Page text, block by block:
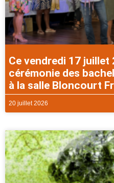
Ce vendredi 17 juillet
cérémonie des
à la salle Bloncourt
20 juillet 2026